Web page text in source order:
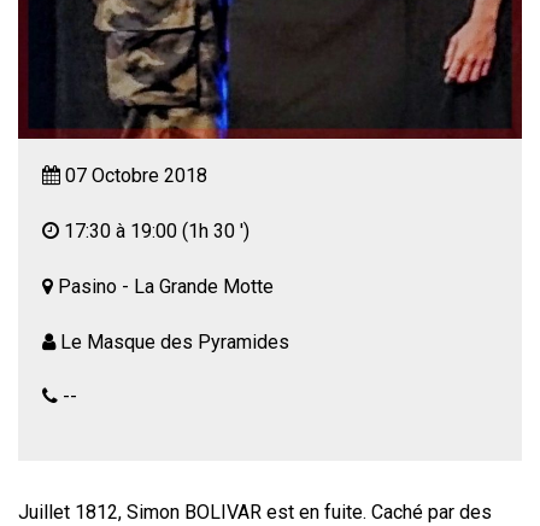
07 Octobre 2018
17:30 à 19:00 (1h 30 ')
Pasino - La Grande Motte
Le Masque des Pyramides
--
Juillet 1812, Simon BOLIVAR est en fuite. Caché par des